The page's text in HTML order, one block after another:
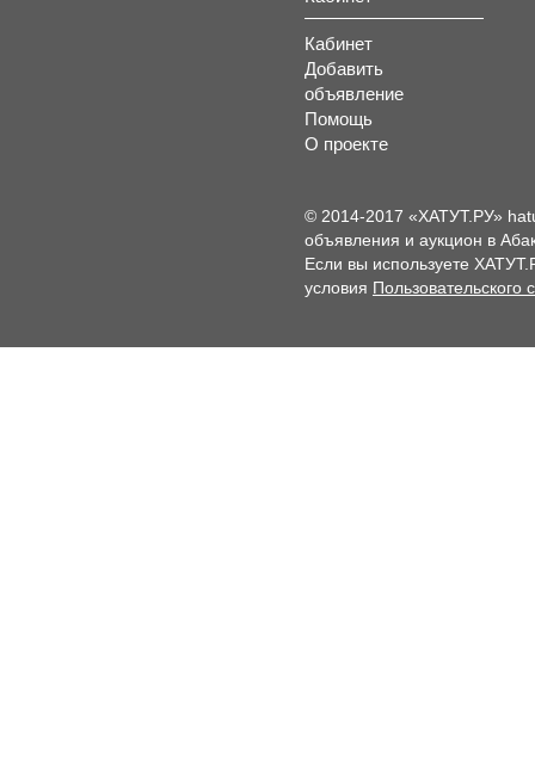
Кабинет
Добавить
объявление
Помощь
О проекте
© 2014-2017 «ХАТУТ.РУ»
объявления и аукцион в
Если вы используете
условия Пользовательского